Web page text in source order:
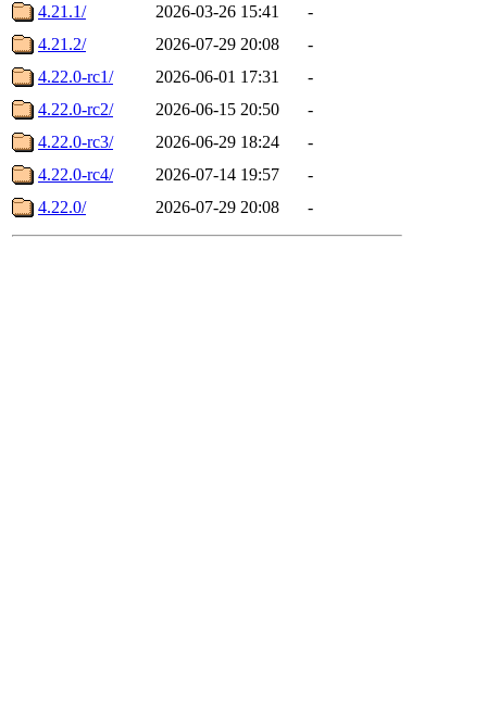
4.21.1/
2026-03-26 15:41
-
4.21.2/
2026-07-29 20:08
-
4.22.0-rc1/
2026-06-01 17:31
-
4.22.0-rc2/
2026-06-15 20:50
-
4.22.0-rc3/
2026-06-29 18:24
-
4.22.0-rc4/
2026-07-14 19:57
-
4.22.0/
2026-07-29 20:08 -